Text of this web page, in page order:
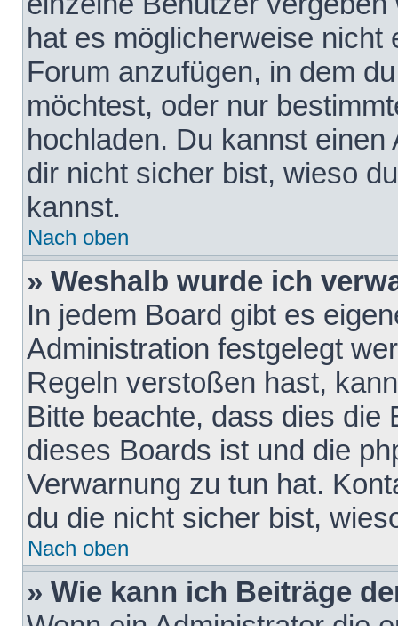
hat es möglicherweise nicht
Forum anzufügen, in dem
möchtest, oder nur
hochladen. Du kannst
dir nicht sicher bist, wieso
kannst.
Nach oben
» Weshalb wurde ich
In jedem Board gibt es
Administration festgelegt
Regeln verstoßen hast,
Bitte beachte, dass dies die
dieses Boards ist und die
Verwarnung zu tun hat.
du die nicht sicher bist,
Nach oben
» Wie kann ich Beiträge